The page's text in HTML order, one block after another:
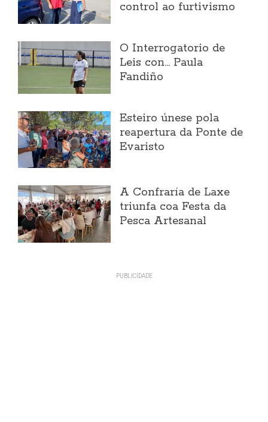
control ao furtivismo
O Interrogatorio de
Leis con... Paula
Fandiño
Esteiro únese pola
reapertura da Ponte de
Evaristo
A Confraría de Laxe
triunfa coa Festa da
Pesca Artesanal